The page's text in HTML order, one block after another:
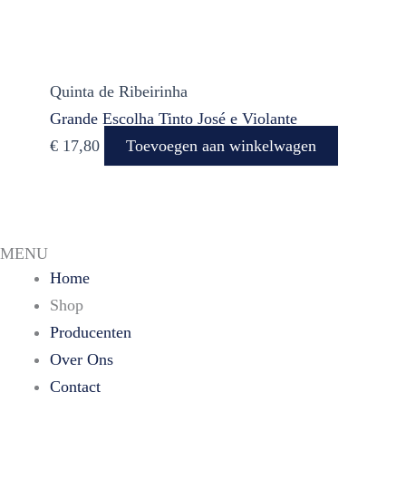
Quinta de Ribeirinha
Grande Escolha Tinto José e Violante
€17,80 Toevoegen aan winkelwagen
MENU
Home
Shop
Producenten
Over Ons
Contact